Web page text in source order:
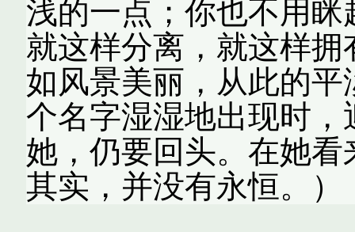
浅的一点；你也不用
就这样分离，就这样
如风景美丽，从此的
个名字湿湿地出现时
她，仍要回头。在她
其实，并没有永恒。）